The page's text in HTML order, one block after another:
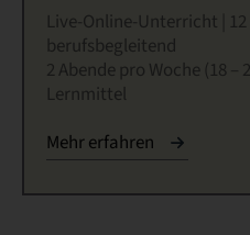
Live-Online-Unterricht |
berufsbegleitend
2 Abende pro Woche (18 –
Lernmittel
Mehr erfahren